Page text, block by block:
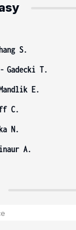
S.
- Gadecki T.
E.
C.
N.
A.